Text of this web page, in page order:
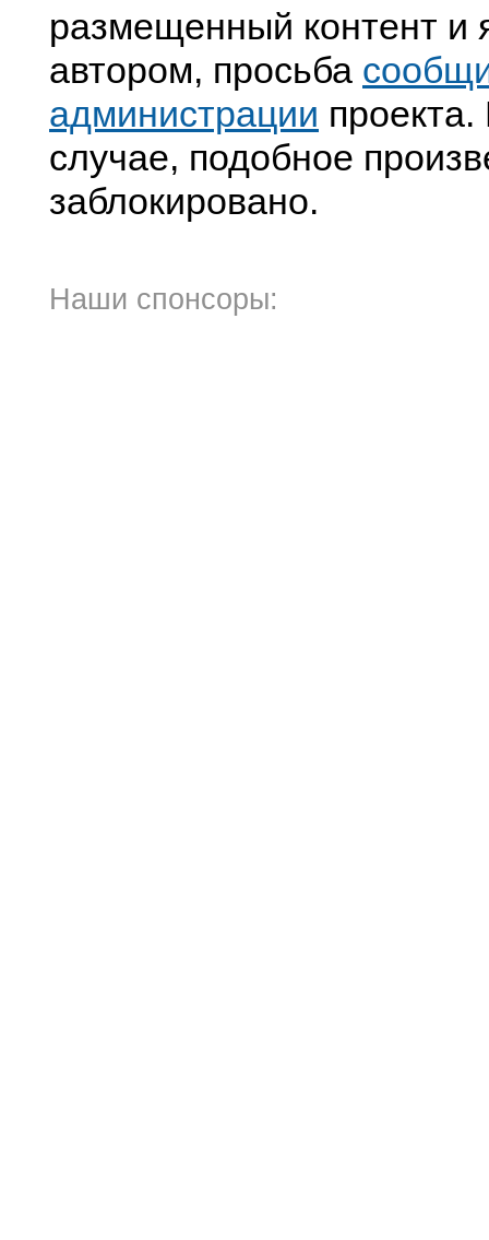
размещенный контент и
автором, просьба
администрации
случае, подобное
заблокировано.
Наши спонсоры: